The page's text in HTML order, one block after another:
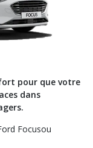
pour que votre
dans
Focusou